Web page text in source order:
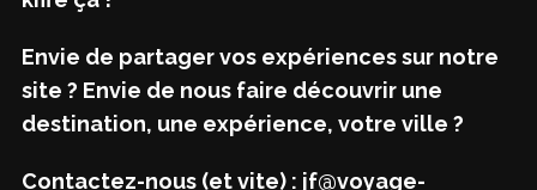
Envie de partager vos expériences sur notre
site ? Envie de nous faire découvrir une
destination, une expérience, votre ville ?
Contactez-nous (et vite) : jf@voyage-